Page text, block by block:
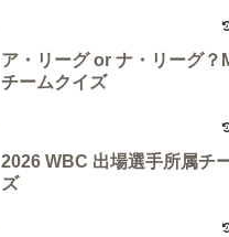
ア・リーグ or ナ・リーグ？
チームクイズ
2026 WBC 出場選手所属チ
ズ